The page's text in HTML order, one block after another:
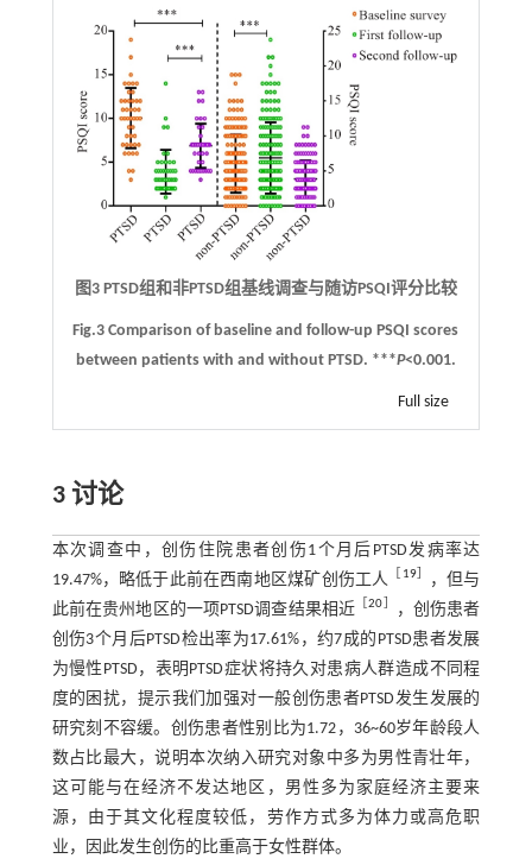
图3 PTSD组和非PTSD组基线调查与随访PSQI评分比较
Fig.3 Comparison of baseline and follow-up PSQI scores
between patients with and without PTSD. ***P<0.001.
Full size
3 讨论
本次调查中，创伤住院患者创伤1个月后PTSD发病率达
19.47%，略低于此前在西南地区煤矿创伤工人
［ 19］
，但与
此前在贵州地区的一项PTSD调查结果相近 ［20］
，创伤患者
创伤3个月后PTSD检出率为17.61%，约7成的PTSD患者发展
为慢性PTSD，表明PTSD症状将持久对患病人群造成不同程
度的困扰，提示我们加强对一般创伤患者PTSD发生发展的
研究刻不容缓。创伤患者性别比为1.72，36~60岁年龄段人
数占比最大，说明本次纳入研究对象中多为男性青壮年，
这可能与在经济不发达地区，男性多为家庭经济主要来
源，由于其文化程度较低，劳作方式多为体力或高危职
业，因此发生创伤的比重高于女性群体。